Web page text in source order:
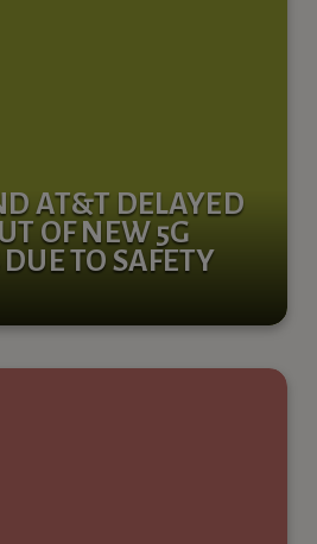
AT&T DELAYED
OF NEW 5G
TO SAFETY